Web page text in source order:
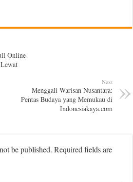
Online
Next
Menggali Warisan Nusantara:
Pentas Budaya yang Memukau di
Indonesiakaya.com
be published. Required fields are